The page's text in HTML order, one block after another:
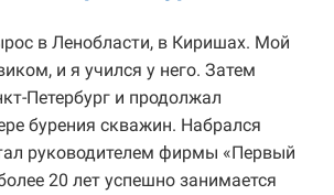
в Ленобласти, в Киришах. Мой
и я учился у него. Затем
Петербург и продолжал
бурения скважин. Набрался
руководителем фирмы «Первый
20 лет успешно занимается